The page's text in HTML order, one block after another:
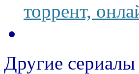
торрент,
Другие сериалы